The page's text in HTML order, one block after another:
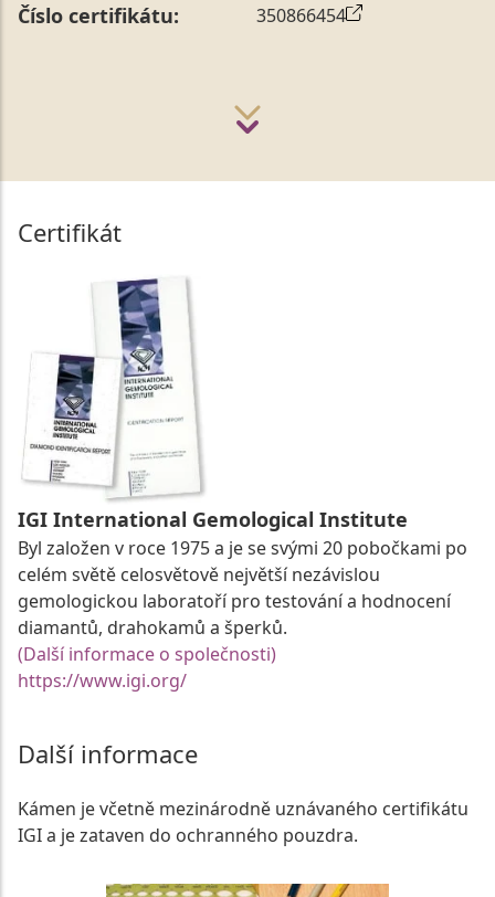
Číslo certifikátu: 350866454
Certifikát
IGI International Gemological Institute
Byl založen v roce 1975 a je se svými 20 pobočkami po
celém světě celosvětově největší nezávislou
gemologickou laboratoří pro testování a hodnocení
diamantů, drahokamů a šperků.
(Další informace o společnosti)
https://www.igi.org/
Další informace
Kámen je včetně mezinárodně uznávaného certifikátu
IGI a je zataven do ochranného pouzdra.